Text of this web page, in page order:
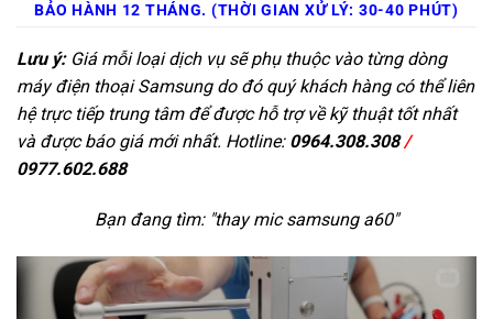
BẢO HÀNH 12 THÁNG. (THỜI GIAN XỬ LÝ: 30-40 PHÚT)
Lưu ý:Giá mỗi loại dịch vụ sẽ phụ thuộc vào từng dòng
máy điện thoại Samsung do đó quý khách hàng có thể liên
hệ trực tiếp trung tâm để được hỗ trợ về kỹ thuật tốt nhất
và được báo giá mới nhất. Hotline: 0964.308.308/
0977.602.688
Bạn đang tìm: "thay mic samsung a60"